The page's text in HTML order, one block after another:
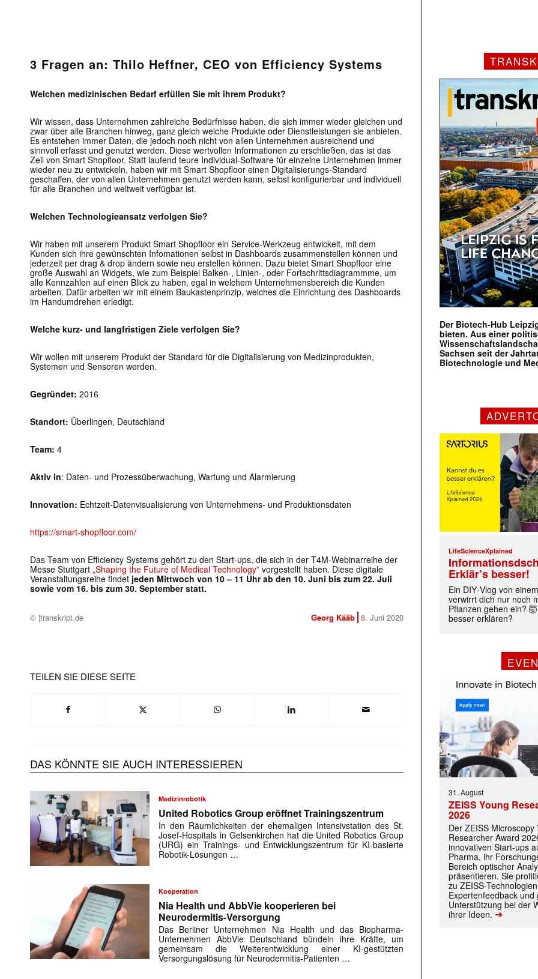
3 Fragen an: Thilo Heffner, CEO von Efficiency Systems
Welchen medizinischen Bedarf erfüllen Sie mit ihrem Produkt?
Wir wissen, dass Unternehmen zahlreiche Bedürfnisse haben, die sich immer wieder gleichen und
zwar über alle Branchen hinweg, ganz gleich welche Produkte oder Dienstleistungen sie anbieten.
Es entstehen immer Daten, die jedoch noch nicht von allen Unternehmen ausreichend und
sinnvoll erfasst und genutzt werden. Diese wertvollen Informationen zu erschließen, das ist das
Zeil von Smart Shopfloor. Statt laufend teure Individual-Software für einzelne Unternehmen immer
wieder neu zu entwickeln, haben wir mit Smart Shopfloor einen Digitalisierungs-Standard
geschaffen, der von allen Unternehmen genutzt werden kann, selbst konfigurierbar und individuell
für alle Branchen und weltweit verfügbar ist.
Welchen Technologieansatz verfolgen Sie?
Wir haben mit unserem Produkt Smart Shopfloor ein Service-Werkzeug entwickelt, mit dem
Kunden sich ihre gewünschten Infomationen selbst in Dashboards zusammenstellen können und
jederzeit per drag & drop ändern sowie neu erstellen können. Dazu bietet Smart Shopfloor eine
große Auswahl an Widgets, wie zum Beispiel Balken-, Linien-, oder Fortschrittsdiagrammme, um
alle Kennzahlen auf einen Blick zu haben, egal in welchem Unternehmensbereich die Kunden
arbeiten. Dafür arbeiten wir mit einem Baukastenprinzip, welches die Einrichtung des Dashboards
im Handumdrehen erledigt.
Welche kurz- und langfristigen Ziele verfolgen Sie?
Wir wollen mit unserem Produkt der Standard für die Digitalisierung von Medizinprodukten,
Systemen und Sensoren werden.
Gegründet: 2016
Standort: Überlingen, Deutschland
Team: 4
Aktiv in: Daten- und Prozessüberwachung, Wartung und Alarmierung
Innovation: Echtzeit-Datenvisualisierung von Unternehmens- und Produktionsdaten
https://smart-shopfloor.com/
Das Team von Efficiency Systems gehört zu den Start-ups, die sich in der T4M-Webinarreihe der
Messe Stuttgart „Shaping the Future of Medical Technology” vorgestellt haben. Diese digitale
Veranstaltungsreihe findet jeden Mittwoch von 10 – 11 Uhr ab den 10. Juni bis zum 22. Juli
sowie vom 16. bis zum 30. September statt.
© |transkript.de Georg Kääb 8. Juni 2020
TEILEN SIE DIESE SEITE
DAS KÖNNTE SIE AUCH INTERESSIEREN
Medizinrobotik
United Robotics Group eröffnet Trainingszentrum
In den Räumlichkeiten der ehemaligen Intensivstation des St.
Josef-Hospitals in Gelsenkirchen hat die United Robotics Group
(URG) ein Trainings- und Entwicklungszentrum für KI-basierte
Robotik-Lösungen …
Kooperation
Nia Health und AbbVie kooperieren bei
Neurodermitis-Versorgung
Das Berliner Unternehmen Nia Health und das Biopharma-
Unternehmen AbbVie Deutschland bündeln ihre Kräfte, um
gemeinsam die Weiterentwicklung einer KI-gestützten
Versorgungslösung für Neurodermitis-Patienten …
Der Biotech-Hub
bieten. Aus einer
Sachsen seit der
Biotechnologie und
LifeScienceXplained
Erklär’s besser!
Ein DIY‑Vlog von
verwirrt dich nur noch
Pflanzen gehen ein?
besser erklären?
31. August
ZEISS Young
2026
Der ZEISS Microscopy
Researcher Award
innovativen Start-ups
Pharma, ihr
Bereich optischer
präsentieren. Sie
zu ZEISS-
Expertenfeedback und
Unterstützung bei der
ihrer Ideen. ➔